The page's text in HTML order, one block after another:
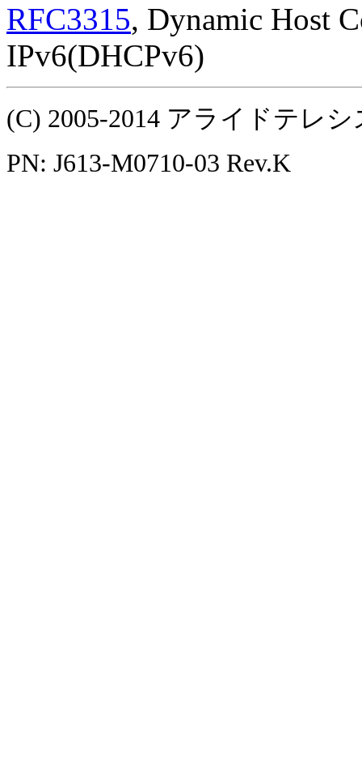
RFC3315, Dynamic Host
IPv6(DHCPv6)
(C) 2005-2014 アライドテレ
PN: J613-M0710-03 Rev.K